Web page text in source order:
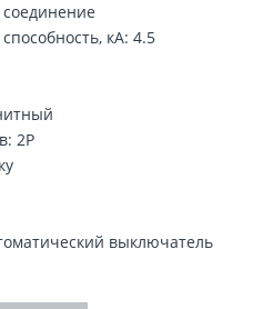
кA: 4.5
2P
выключатель